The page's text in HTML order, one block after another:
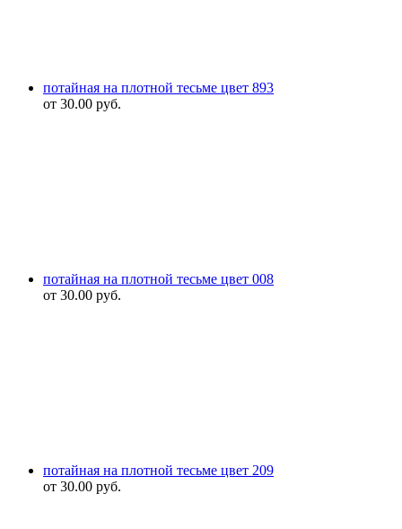
потайная на плотной тесьме цвет 893
от 30.00 руб.
потайная на плотной тесьме цвет 008
от 30.00 руб.
потайная на плотной тесьме цвет 209
от 30.00 руб.